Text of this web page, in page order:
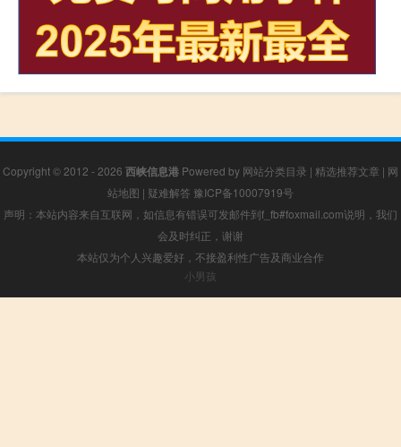
Copyright © 2012 - 2026 西峡信息港 Powered by 网站分类目录 | 精选推荐文章 | 网
站地图 | 疑难解答 豫ICP备10007919号
声明：本站内容来自互联网，如信息有错误可发邮件到f_fb#foxmail.com说明，我们
会及时纠正，谢谢
本站仅为个人兴趣爱好，不接盈利性广告及商业合作
小男孩